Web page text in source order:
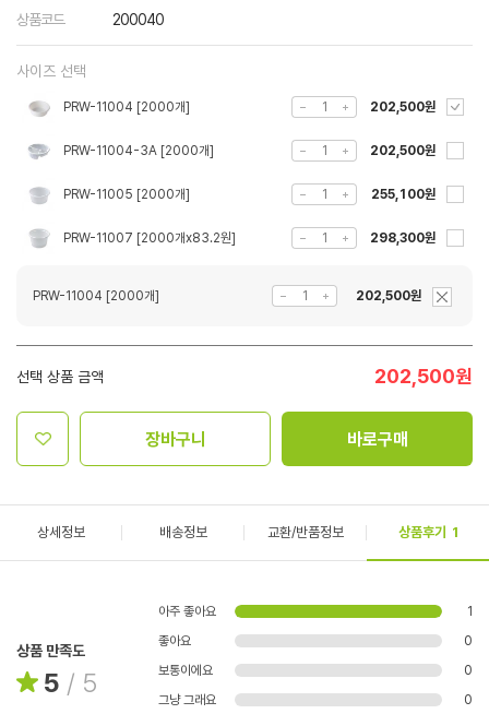
상품코드 200040
사이즈 선택
PRW-11004 [2000개] 202,500원
PRW-11004-3A [2000개] 202,500원
PRW-11005 [2000개] 255,100원
PRW-11007 [2000개x83.2원] 298,300원
PRW-11004 [2000개] 202,500원
선택 상품 금액 202,500원
장바구니 바로구매
상세정보 배송정보 교환/반품정보 상품후기 1
상품 만족도
5 / 5
아주 좋아요
1
좋아요
0
보통이에요
0
그냥 그래요
0